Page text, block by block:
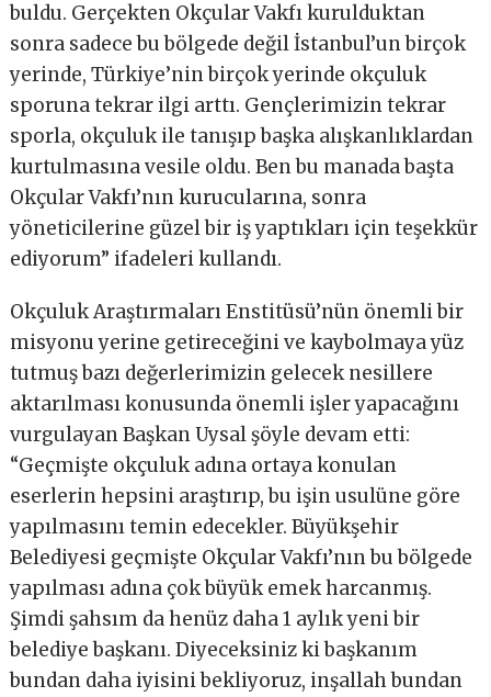
buldu. Gerçekten Okçular Vakfı kurulduktan
sonra sadece bu bölgede değil İstanbul’un birçok
yerinde, Türkiye’nin birçok yerinde okçuluk
sporuna tekrar ilgi arttı. Gençlerimizin tekrar
sporla, okçuluk ile tanışıp başka alışkanlıklardan
kurtulmasına vesile oldu. Ben bu manada başta
Okçular Vakfı’nın kurucularına, sonra
yöneticilerine güzel bir iş yaptıkları için teşekkür
ediyorum” ifadeleri kullandı.
Okçuluk Araştırmaları Enstitüsü’nün önemli bir
misyonu yerine getireceğini ve kaybolmaya yüz
tutmuş bazı değerlerimizin gelecek nesillere
aktarılması konusunda önemli işler yapacağını
vurgulayan Başkan Uysal şöyle devam etti:
“Geçmişte okçuluk adına ortaya konulan
eserlerin hepsini araştırıp, bu işin usulüne göre
yapılmasını temin edecekler. Büyükşehir
Belediyesi geçmişte Okçular Vakfı’nın bu bölgede
yapılması adına çok büyük emek harcanmış.
Şimdi şahsım da henüz daha 1 aylık yeni bir
belediye başkanı. Diyeceksiniz ki başkanım
bundan daha iyisini bekliyoruz, inşallah bundan